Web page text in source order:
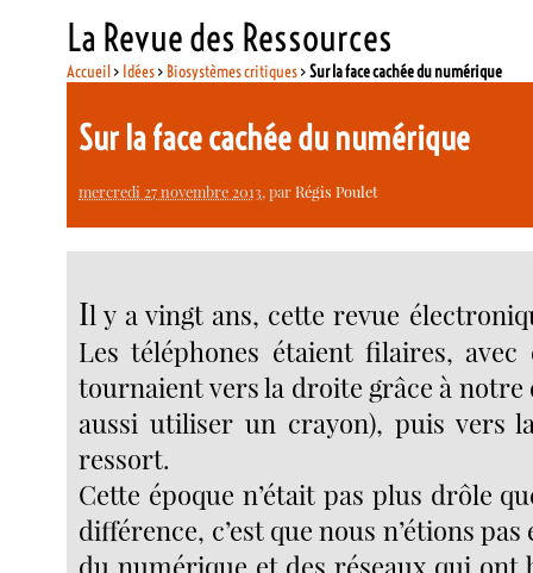
La Revue des Ressources
Accueil> Idées> Biosystèmes critiques>Sur la face cachée du numérique
Sur la face cachée du numérique
mercredi 27 novembre 2013, parRégis Poulet
Il y a vingt ans, cette revue
Les téléphones étaient filaires, avec
tournaient vers la droite grâce à notre
aussi utiliser un crayon), puis vers
ressort.
Cette époque n’était pas plus drôle
différence, c’est que nous n’étions pas